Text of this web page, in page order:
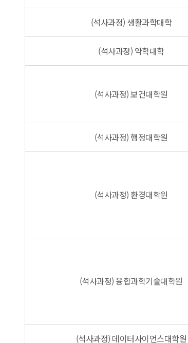
(석사과정) 생활과학대학
(석사과정) 약학대학
(석사과정) 보건대학원
(석사과정) 행정대학원
(석사과정) 환경대학원
(석사과정) 융합과학기술대학원
(석사과정) 데이터사이언스대학원